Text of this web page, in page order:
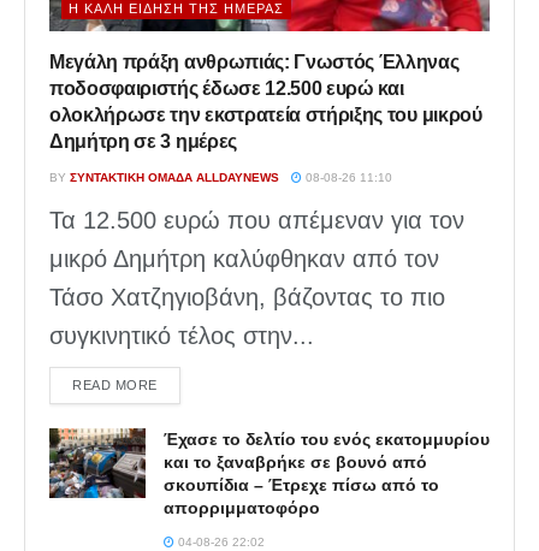
Η ΚΑΛΉ ΕΊΔΗΣΗ ΤΗΣ ΗΜΈΡΑΣ
Μεγάλη πράξη ανθρωπιάς: Γνωστός Έλληνας
ποδοσφαιριστής έδωσε 12.500 ευρώ και
ολοκλήρωσε την εκστρατεία στήριξης του μικρού
Δημήτρη σε 3 ημέρες
BY ΣΥΝΤΑΚΤΙΚΉ ΟΜΆΔΑ ALLDAYNEWS 08-08-26 11:10
Τα 12.500 ευρώ που απέμεναν για τον
μικρό Δημήτρη καλύφθηκαν από τον
Τάσο Χατζηγιοβάνη, βάζοντας το πιο
συγκινητικό τέλος στην...
READ MOREDETAILS
Έχασε το δελτίο του ενός εκατομμυρίου
και το ξαναβρήκε σε βουνό από
σκουπίδια – Έτρεχε πίσω από το
απορριμματοφόρο
04-08-26 22:02